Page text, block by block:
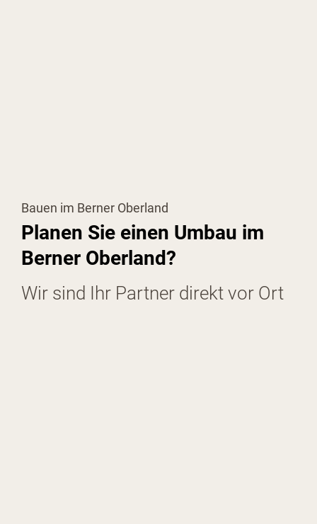
Bauen im Berner Oberland
Planen Sie einen Umbau im
Berner Oberland?
Wir sind Ihr Partner direkt vor Ort